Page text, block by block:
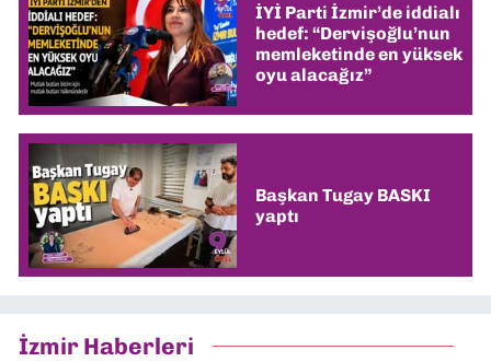
İYİ Parti İzmir’de iddialı
hedef: “Dervişoğlu’nun
memleketinde en yüksek
oyu alacağız”
Başkan Tugay BASKI
yaptı
İzmir Haberleri